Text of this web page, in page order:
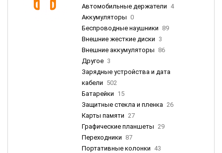
Автомобильные держатели 4
Аккумуляторы 0
Беспроводные наушники 89
Внешние жесткие диски 3
Внешние аккумуляторы 86
Другое 3
Зарядные устройства и дата
кабели 502
Батарейки 15
Защитные стекла и пленка 26
Карты памяти 27
Графические планшеты 29
Переходники 87
Портативные колонки 43